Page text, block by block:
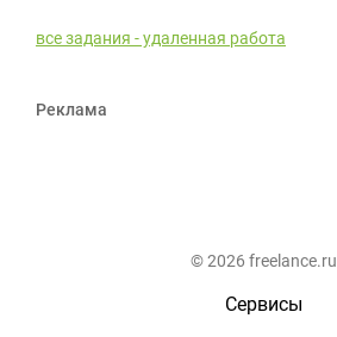
все задания - удаленная работа
Реклама
© 2026 freelance.ru
Сервисы